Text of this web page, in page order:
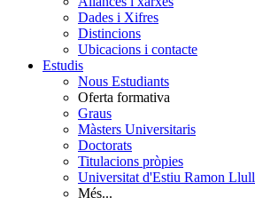
Dades i Xifres
Distincions
Ubicacions i contacte
Estudis
Nous Estudiants
Oferta formativa
Graus
Màsters Universitaris
Doctorats
Titulacions pròpies
Universitat d'Estiu Ramon Llull
Més...